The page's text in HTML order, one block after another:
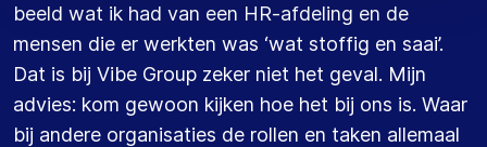
beeld wat ik had van een HR-afdeling en de
mensen die er werkten was ‘wat stoffig en saai’.
Dat is bij Vibe Group zeker niet het geval. Mijn
advies: kom gewoon kijken hoe het bij ons is. Waar
bij andere organisaties de rollen en taken allemaal